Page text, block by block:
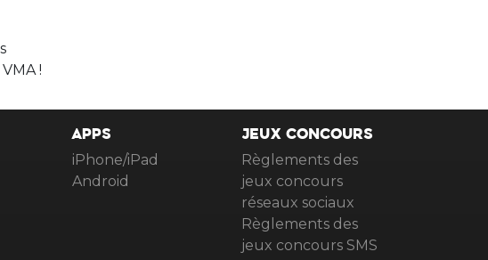
!
APPS
iPhone/iPad
Android
JEUX CONCOURS
Règlements des
jeux concours
réseaux sociaux
Règlements des
jeux concours SMS